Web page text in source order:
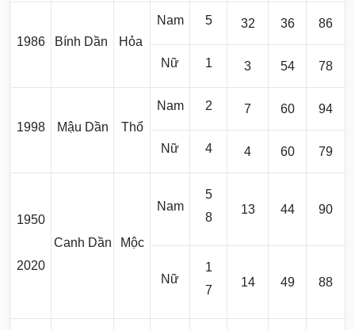
1986 Bính Dần Hỏa
Nam 5 32 36 86
Nữ 1 3 54 78
1998 Mậu Dần Thổ
Nam 2 7 60 94
Nữ 4 4 60 79
1950
2020
Canh Dần Mộc
Nam
5
8
13 44 90
Nữ
1
7
14 49 88